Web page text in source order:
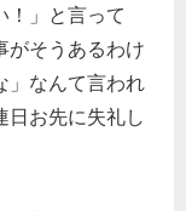
！」と言って
がそうあるわけ
」なんて言われ
日お先に失礼し